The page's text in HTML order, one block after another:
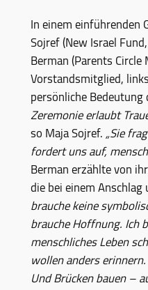
In einem einführenden
Sojref (New Israel
Berman (Parents
Vorstandsmitglied,
persönliche Bedeutung
Zeremonie erlaubt
so Maja Sojref.„Sie
fordert uns auf,
Berman erzählte von
die bei einem Anschlag
brauche keine
brauche Hoffnung. Ich
menschliches Leben
wollen anders
Und Brücken bauen –